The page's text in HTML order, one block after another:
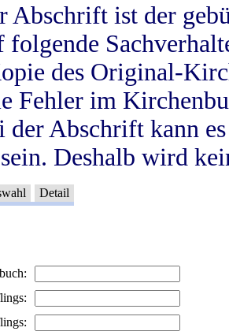
Abschrift ist der
folgende
des Original-
Fehler im
der Abschrift kann
Deshalb wird
Detail